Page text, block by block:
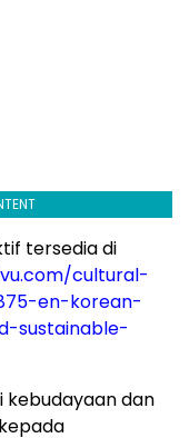
tersedia di
cultural-
en-korean-
sustainable-
kebudayaan dan